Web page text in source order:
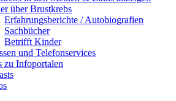
über Brustkrebs
Erfahrungsberichte / Autobiografien
Sachbücher
Betrifft Kinder
und Telefonservices
zu Infoportalen